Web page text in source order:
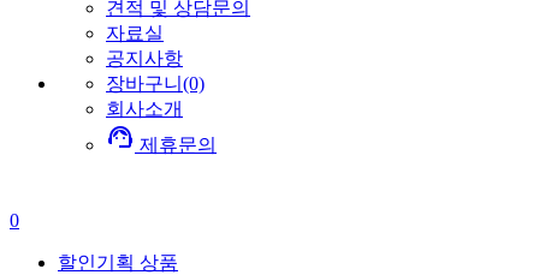
견적 및 상담문의
자료실
공지사항
장바구니(0)
회사소개
support_agent 제휴문의
0
할인기획 상품